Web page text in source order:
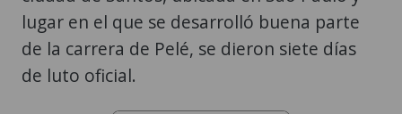
lugar en el que se desarrolló buena parte
de la carrera de Pelé, se dieron siete días
de luto oficial.